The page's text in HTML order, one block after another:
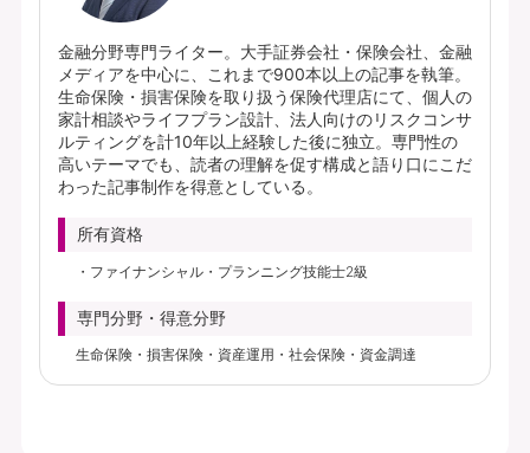
金融分野専門ライター。大手証券会社・保険会社、金融
メディアを中心に、これまで900本以上の記事を執筆。
生命保険・損害保険を取り扱う保険代理店にて、個人の
家計相談やライフプラン設計、法人向けのリスクコンサ
ルティングを計10年以上経験した後に独立。専門性の
高いテーマでも、読者の理解を促す構成と語り口にこだ
わった記事制作を得意としている。
所有資格
ファイナンシャル・プランニング技能士2級
専門分野・得意分野
生命保険・損害保険・資産運用・社会保険・資金調達